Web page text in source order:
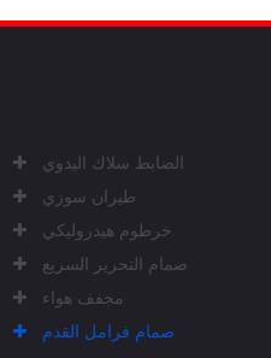
الضابط سلاك اليدوي
طيران سوزي
خرطوم هيدروليكي
صمام التحرير السريع
مجفف هواء
صمام فرامل القدم